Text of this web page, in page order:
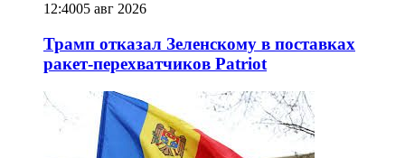
12:4005 авг 2026
Трамп отказал Зеленскому в поставках
ракет-перехватчиков Patriot